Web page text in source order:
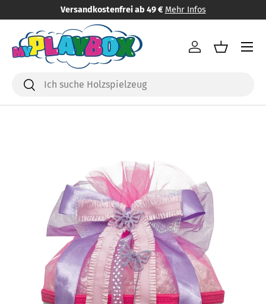
Direkt zum Inhalt
Versandkostenfrei ab 49 € Mehr Infos
Suchen
Suchen
Einloggen
Menü